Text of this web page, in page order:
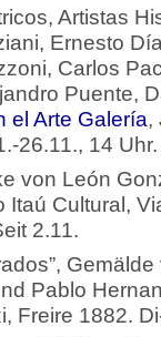
Artistas
Ernesto
Carlos
Puente,
el Arte Galería,
26.11., 14 Uhr.
von León
Itaú Cultural,
2.11.
Pablo
Freire 1882.